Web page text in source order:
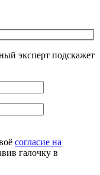
эксперт подскажет
согласие на
галочку в